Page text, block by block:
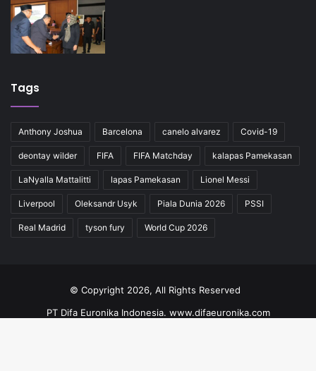
Tags
Anthony Joshua Barcelona canelo alvarez Covid-19
deontay wilder FIFA FIFA Matchday kalapas Pamekasan
LaNyalla Mattalitti lapas Pamekasan Lionel Messi
Liverpool Oleksandr Usyk Piala Dunia 2026 PSSI
Real Madrid tyson fury World Cup 2026
© Copyright 2026, All Rights Reserved
PT Difa Euronika Indonesia. www.difaeuronika.com